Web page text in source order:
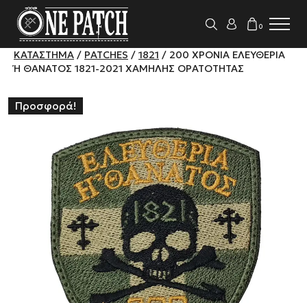
0
ΚΑΤΆΣΤΗΜΑ / PATCHES / 1821 / 200 ΧΡΌΝΙΑ ΕΛΕΥΘΕΡΊΑ
Ή ΘΆΝΑΤΟΣ 1821-2021 ΧΑΜΗΛΉΣ ΟΡΑΤΌΤΗΤΑΣ
Προσφορά!